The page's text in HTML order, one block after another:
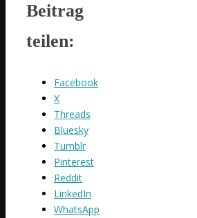
Beitrag
teilen:
Facebook
X
Threads
Bluesky
Tumblr
Pinterest
Reddit
LinkedIn
WhatsApp